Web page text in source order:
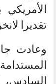
تقديرا
السادس،